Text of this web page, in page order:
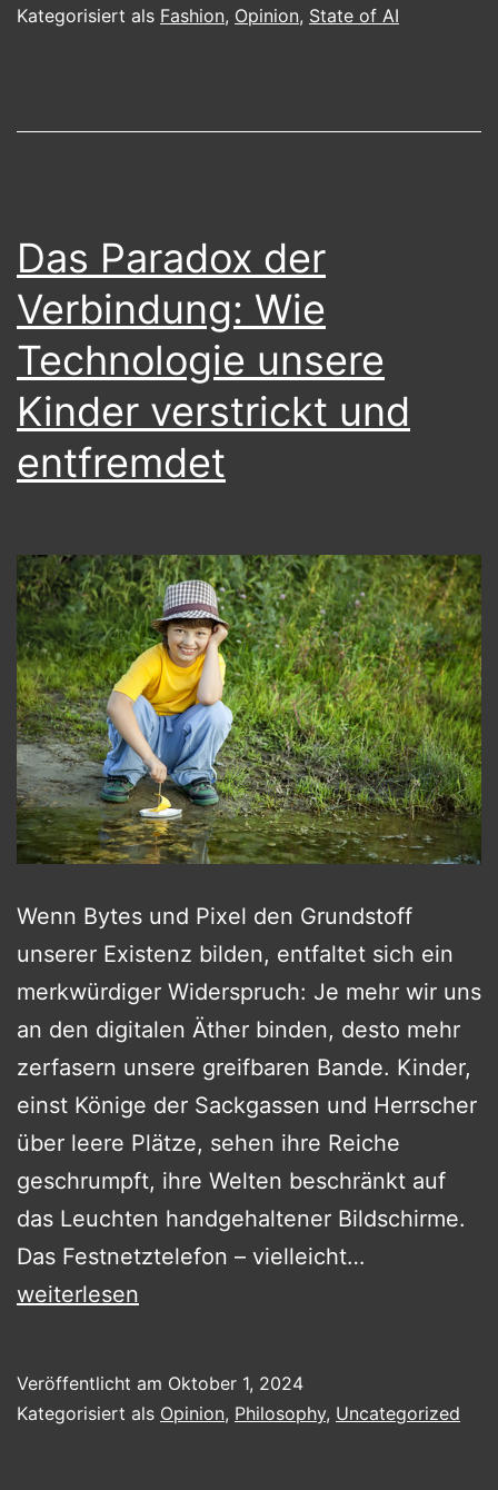
Fashion,
Kategorisiert als Fashion, Opinion, State of AI
Das Paradox der
Verbindung: Wie
Technologie unsere
Kinder verstrickt und
entfremdet
Wenn Bytes und Pixel den Grundstoff
unserer Existenz bilden, entfaltet sich ein
merkwürdiger Widerspruch: Je mehr wir uns
an den digitalen Äther binden, desto mehr
zerfasern unsere greifbaren Bande. Kinder,
einst Könige der Sackgassen und Herrscher
über leere Plätze, sehen ihre Reiche
geschrumpft, ihre Welten beschränkt auf
das Leuchten handgehaltener Bildschirme.
Das Festnetztelefon – vielleicht…
Wie
weiterlesen
Veröffentlicht am Oktober 1, 2024
Kategorisiert als Opinion, Philosophy, Uncategorized